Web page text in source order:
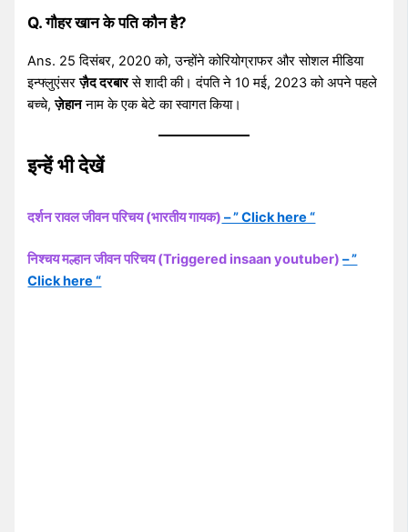
Q. गौहर खान के पति कौन है?
Ans. 25 दिसंबर, 2020 को, उन्होंने कोरियोग्राफर और सोशल मीडिया
इन्फ्लुएंसरज़ैद दरबारसे शादी की। दंपति ने 10 मई, 2023 को अपने पहले
बच्चे,ज़ेहाननाम के एक बेटे का स्वागत किया।
इन्हें भी देखें
दर्शन रावल जीवन परिचय (भारतीय गायक) – ” Click here “
निश्चय मल्हान जीवन परिचय (Triggered insaan youtuber)– ”
Click here “